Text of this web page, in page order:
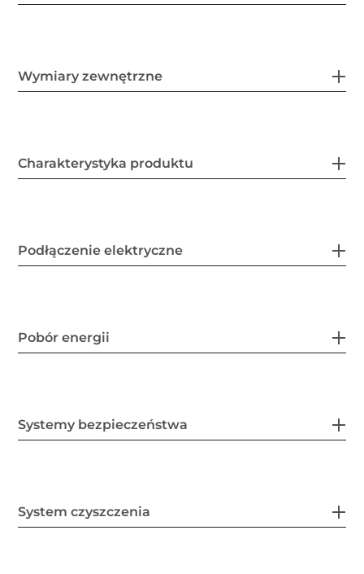
Wymiary zewnętrzne
Charakterystyka produktu
Podłączenie elektryczne
Pobór energii
Systemy bezpieczeństwa
System czyszczenia